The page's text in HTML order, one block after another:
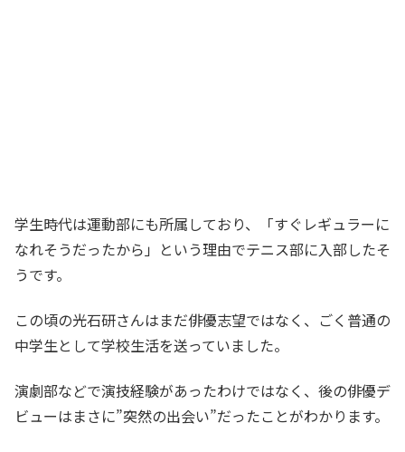
学生時代は運動部にも所属しており、「すぐレギュラーに
なれそうだったから」という理由でテニス部に入部したそ
うです。
この頃の光石研さんはまだ俳優志望ではなく、ごく普通の
中学生として学校生活を送っていました。
演劇部などで演技経験があったわけではなく、後の俳優デ
ビューはまさに”突然の出会い”だったことがわかります。